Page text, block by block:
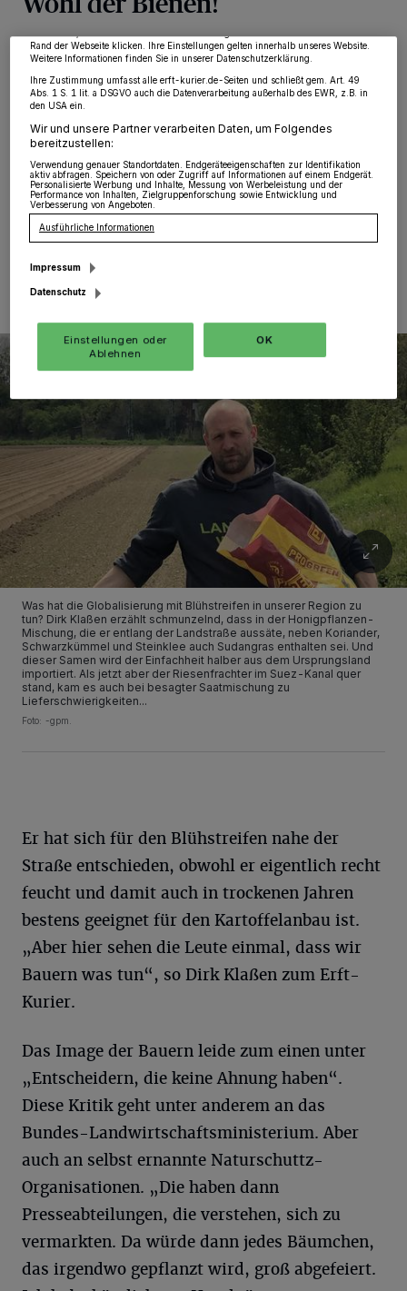
Noithausen·„Alle Bauern machen das. Ohne großes
Brimborium. Und ohne zu palavern.“ Landwirt Dirk
Klaßen vom Knappertzhof in Jüchen hat zum Beispiel
von seinem Kartofelacker oberhalb von Noithausen (an
der Landstraße nach Bedburdyck) einen 4.000
Quadratmeter großen Streifen abgetrennt, auf dem er
Honigpflanzen ausgesät hat — als Blühwiese und
Nahrungsquelle für alle Insekten.
Was hat die Globalisierung mit Blühstreifen in unserer Region zu
tun? Dirk Klaßen erzählt schmunzelnd, dass in der Honigpflanzen-
Mischung, die er entlang der Landstraße aussäte, neben Koriander,
Schwarzkümmel und Steinklee auch Sudangras enthalten sei. Und
dieser Samen wird der Einfachheit halber aus dem Ursprungsland
importiert. Als jetzt aber der Riesenfrachter im Suez-Kanal quer
stand, kam es auch bei besagter Saatmischung zu
Lieferschwierigkeiten...
Foto: -gpm.
Er hat sich für den Blühstreifen nahe der
Straße entschieden, obwohl er eigentlich recht
feucht und damit auch in trockenen Jahren
bestens geeignet für den Kartoffelanbau ist.
„Aber hier sehen die Leute einmal, dass wir
Bauern was tun“, so Dirk Klaßen zum Erft-
Kurier.
Das Image der Bauern leide zum einen unter
„Entscheidern, die keine Ahnung haben“.
Diese Kritik geht unter anderem an das
Bundes-Landwirtschaftsministerium. Aber
auch an selbst ernannte Naturschuttz-
Organisationen. „Die haben dann
Presseabteilungen, die verstehen, sich zu
vermarkten. Da würde dann jedes Bäumchen,
das irgendwo gepflanzt wird, groß abgefeiert.
möglicherweise nicht mehr so relevant für Sie. Sie können dieses Menü jederzeit
Rand der Webseite klicken. Ihre Einstellungen gelten innerhalb unseres Website.
Weitere Informationen finden Sie in unserer Datenschutzerklärung.
Ihre Zustimmung umfasst alle erft-kurier.de-Seiten und schließt gem. Art. 49
Abs. 1 S. 1 lit. a DSGVO auch die Datenverarbeitung außerhalb des EWR, z.B. in
den USA ein.
Wir und unsere Partner verarbeiten Daten, um Folgendes
bereitzustellen:
Verwendung genauer Standortdaten. Endgeräteeigenschaften zur Identifikation
aktiv abfragen. Speichern von oder Zugriff auf Informationen auf einem Endgerät.
Personalisierte Werbung und Inhalte, Messung von Werbeleistung und der
Performance von Inhalten, Zielgruppenforschung sowie Entwicklung und
Verbesserung von Angeboten.
Ausführliche Informationen
Impressum
Datenschutz
Einstellungen oder
Ablehnen
OK